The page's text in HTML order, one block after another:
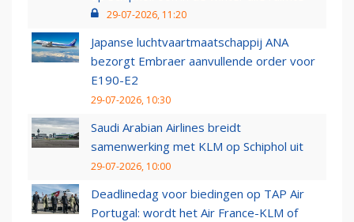
29-07-2026, 11:20
Japanse luchtvaartmaatschappij ANA
bezorgt Embraer aanvullende order voor
E190-E2
29-07-2026, 10:30
Saudi Arabian Airlines breidt
samenwerking met KLM op Schiphol uit
29-07-2026, 10:00
Deadlinedag voor biedingen op TAP Air
Portugal: wordt het Air France-KLM of